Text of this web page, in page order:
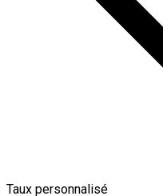
Taux personnalisé